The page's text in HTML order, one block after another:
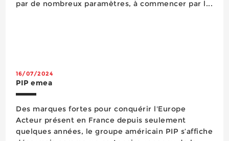
par de nombreux paramètres, à commencer par l...
16/07/2024
PIP emea
Des marques fortes pour conquérir l'Europe
Acteur présent en France depuis seulement
quelques années, le groupe américain PIP s’affiche